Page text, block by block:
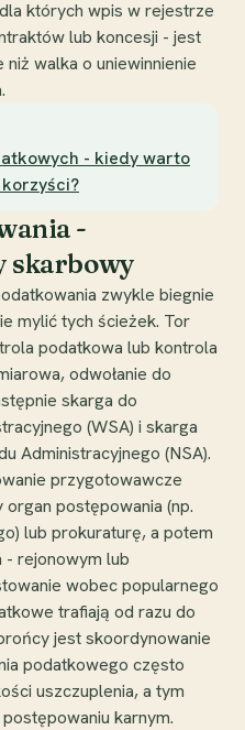
których wpis w rejestrze
lub koncesji - jest
walka o uniewinnienie
- kiedy warto
-
skarbowy
zwykle biegnie
mylić tych ścieżek. Tor
podatkowa lub kontrola
odwołanie do
skarga do
(WSA) i skarga
Administracyjnego (NSA).
przygotowawcze
postępowania (np.
lub prokuraturę, a potem
rejonowym lub
wobec popularnego
trafiają od razu do
jest skoordynowanie
podatkowego często
uszczuplenia, a tym
karnym.